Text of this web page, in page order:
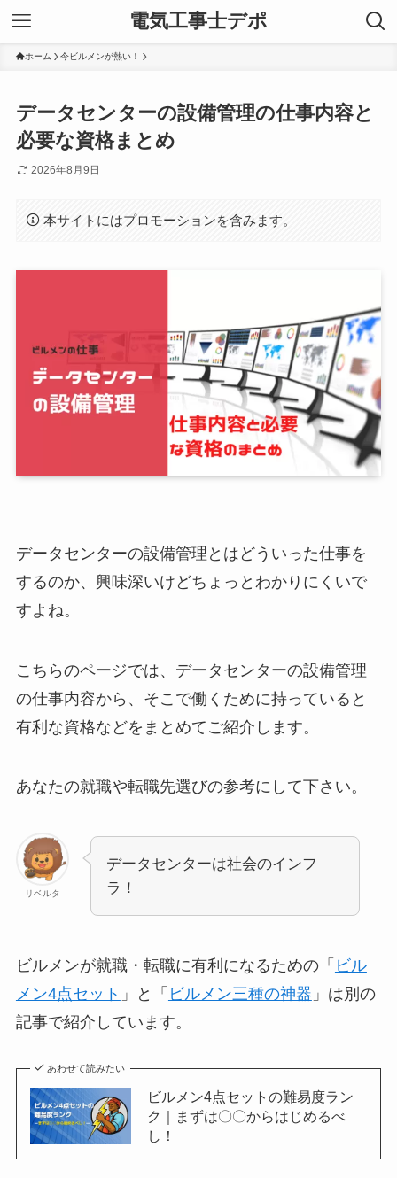
電気工事士デポ
ホーム 今ビルメンが熱い！
データセンターの設備管理の仕事内容と
必要な資格まとめ
2026年8月9日
本サイトにはプロモーションを含みます。
データセンターの設備管理とはどういった仕事を
するのか、興味深いけどちょっとわかりにくいで
すよね。
こちらのページでは、データセンターの設備管理
の仕事内容から、そこで働くために持っていると
有利な資格などをまとめてご紹介します。
あなたの就職や転職先選びの参考にして下さい。
リベルタ
データセンターは社会のインフ
ラ！
ビルメンが就職・転職に有利になるための「 ビル
メン4点セット 」と「 ビルメン三種の神器 」は別の
記事で紹介しています。
あわせて読みたい
ビルメン4点セットの難易度ラン
ク｜まずは〇〇からはじめるべ
し！